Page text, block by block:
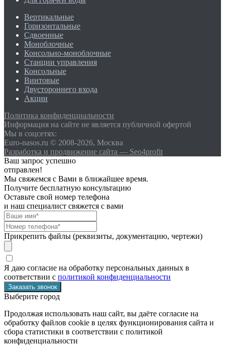
Вертикальные
Горизонтальные
Сдвоенные
Моноблочные
Консольно-моноблочные
Станции управления
Консольные
Винтовые
Двустороннего входа
Акции
Политика конфиденциальности
Информация на сайте не является публичной офертой
Мы в соцсетях:
Euro-nasos.ru © 2008-2026, Москва
Разработка и продвижение сайта — Seo4profit
Ваш запрос успешно
отправлен!
Мы свяжемся с Вами в ближайшее время.
Получите бесплатную консультацию
Оставьте свой номер телефона
и наш специалист свяжется с вами
Прикрепить файлы (реквизиты, документацию, чертежи)
Я даю согласие на обработку персональных данных в
соответствии с политикой конфиденциальности
Выберите город
Продолжая использовать наш сайт, вы даёте согласие на
обработку файлов cookie в целях функционирования сайта и
сбора статистики в соответствии с политикой
конфиденциальности